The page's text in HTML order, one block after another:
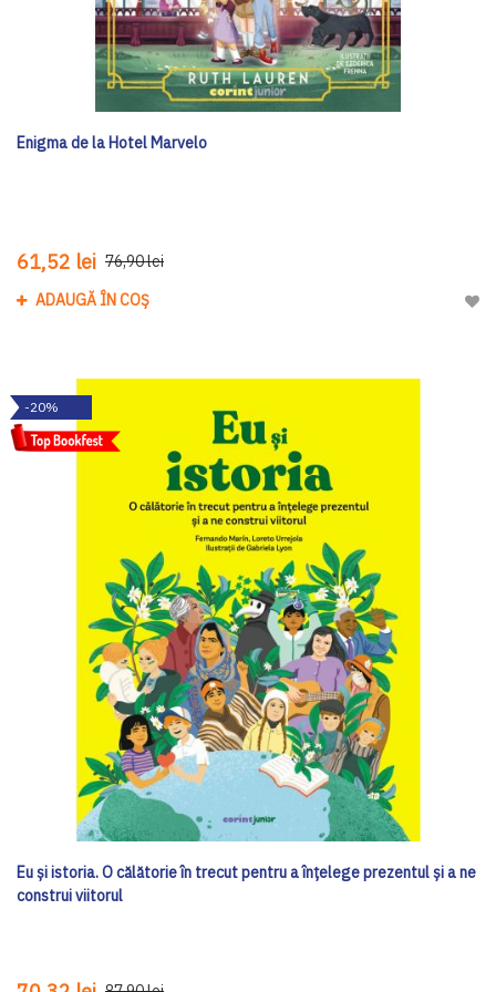
Enigma de la Hotel Marvelo
61,52 lei 76,90 lei
ADAUGĂ ÎN COȘ
-20%
Eu și istoria. O călătorie în trecut pentru a înțelege prezentul și a ne
construi viitorul